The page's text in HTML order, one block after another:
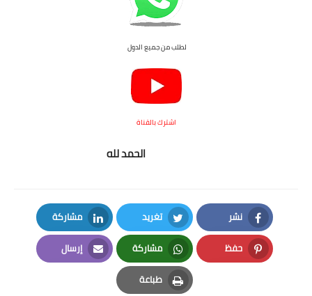
لطلب من جميع الدول
اشترك بالقناة
الحمد لله
نشر
Facebook
تغريد
Twitter
مشاركة
LinkedIn
حفظ
Pinterest
مشاركة
Whatsapp
إرسال
Email
طباعة